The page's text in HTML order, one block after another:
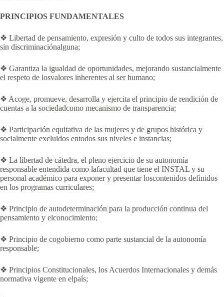
PRINCIPIOS FUNDAMENTALES
❖ Libertad de pensamiento, expresión y culto de todos sus integrantes,
sin discriminaciónalguna;
❖ Garantiza la igualdad de oportunidades, mejorando sustancialmente
el respeto de losvalores inherentes al ser humano;
❖ Acoge, promueve, desarrolla y ejercita el principio de rendición de
cuentas a la sociedadcomo mecanismo de transparencia;
❖ Participación equitativa de las mujeres y de grupos histórica y
socialmente excluidos entodos sus niveles e instancias;
❖ La libertad de cátedra, el pleno ejercicio de su autonomía
responsable entendida como lafacultad que tiene el INSTAL y su
personal académico para exponer y presentar loscontenidos definidos
en los programas curriculares;
❖ Principio de autodeterminación para la producción continua del
pensamiento y elconocimiento;
❖ Principio de cogobierno como parte sustancial de la autonomía
responsable;
❖ Principios Constitucionales, los Acuerdos Internacionales y demás
normativa vigente en elpaís;